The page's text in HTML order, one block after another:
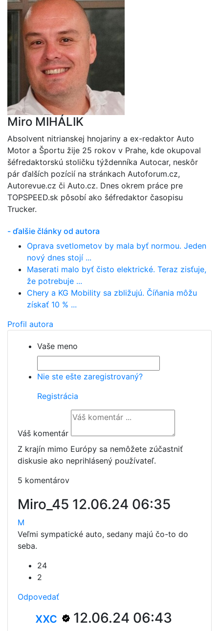
Miro MIHÁLIK
Absolvent nitrianskej hnojariny a ex-redaktor Auto
Motor a Športu žije 25 rokov v Prahe, kde okupoval
šéfredaktorskú stoličku týždenníka Autocar, neskôr
pár ďalších pozícií na stránkach Autoforum.cz,
Autorevue.cz či Auto.cz. Dnes okrem práce pre
TOPSPEED.sk pôsobí ako šéfredaktor časopisu
Trucker.
- ďalšie články od autora
Oprava svetlometov by mala byť normou. Jeden
nový dnes stojí ...
Maserati malo byť čisto elektrické. Teraz zisťuje,
že potrebuje ...
Chery a KG Mobility sa zbližujú. Číňania môžu
získať 10 % ...
Profil autora
Vaše meno
Nie ste ešte zaregistrovaný?
Registrácia
Váš komentár
Z krajín mimo Európy sa nemôžete zúčastniť
diskusie ako neprihlásený používateľ.
5 komentárov
Miro_45 12.06.24 06:35
M
Veľmi sympatické auto, sedany majú čo-to do
seba.
24
2
Odpovedať
xxc 12.06.24 06:43